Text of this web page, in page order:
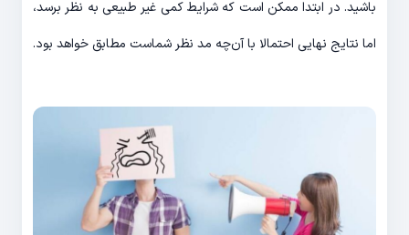
باشید. در ابتدا ممکن است که شرایط کمی غیر طبیعی به نظر برسد،
اما نتایج نهایی احتمالا با آن‌چه مد نظر شماست مطابق خواهد بود.